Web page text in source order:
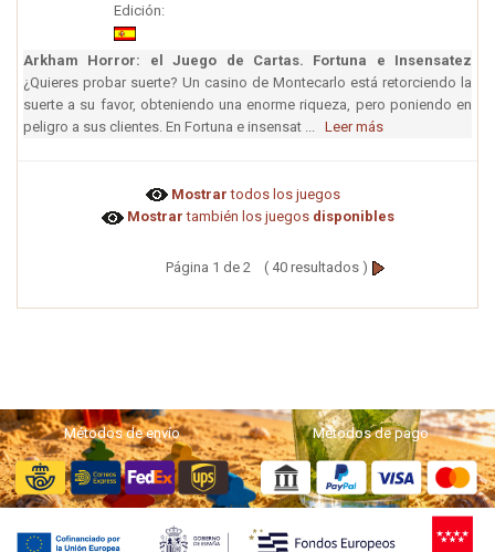
Edición:
Arkham Horror: el Juego de Cartas. Fortuna e Insensatez
¿Quieres probar suerte? Un casino de Montecarlo está retorciendo la
suerte a su favor, obteniendo una enorme riqueza, pero poniendo en
peligro a sus clientes. En Fortuna e insensat ... Leer más
Mostrar todos los juegos
Mostrar también los juegos disponibles
Página 1 de 2 ( 40 resultados )
Métodos de envío Métodos de pago